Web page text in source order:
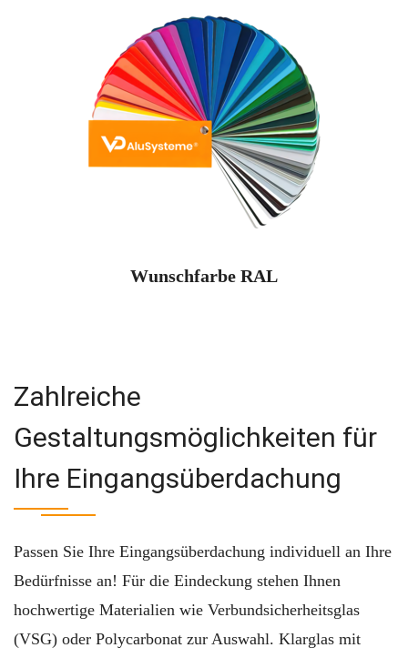
Wunschfarbe RAL
Zahlreiche
Gestaltungsmöglichkeiten für
Ihre Eingangsüberdachung
Passen Sie Ihre Eingangsüberdachung individuell an Ihre
Bedürfnisse an! Für die Eindeckung stehen Ihnen
hochwertige Materialien wie Verbundsicherheitsglas
(VSG) oder Polycarbonat zur Auswahl. Klarglas mit